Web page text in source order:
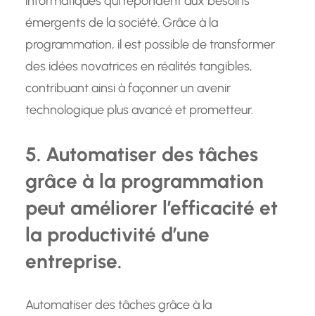
émergents de la société. Grâce à la
programmation, il est possible de transformer
des idées novatrices en réalités tangibles,
contribuant ainsi à façonner un avenir
technologique plus avancé et prometteur.
5. Automatiser des tâches
grâce à la programmation
peut améliorer l’efficacité et
la productivité d’une
entreprise.
Automatiser des tâches grâce à la